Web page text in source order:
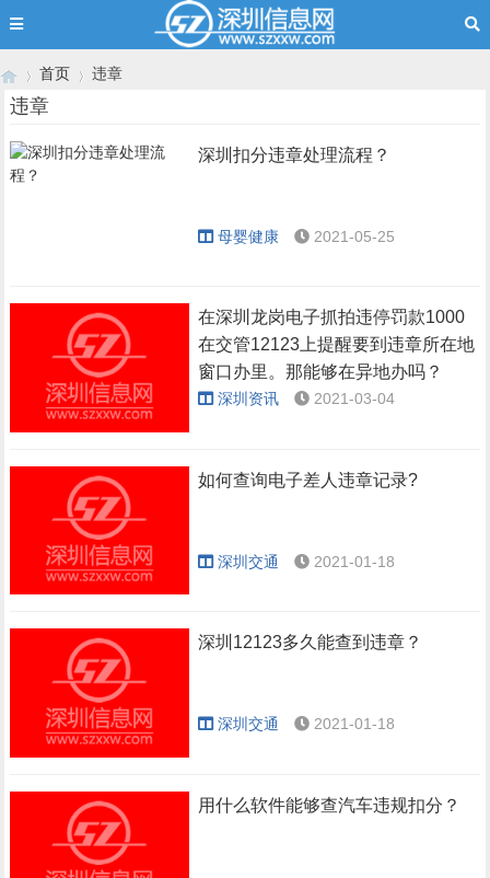
›
首页 违章
违章
深圳扣分违章处理流程？
母婴健康 2021-05-25
在深圳龙岗电子抓拍违停罚款1000
在交管12123上提醒要到违章所在地
窗口办里。那能够在异地办吗？
深圳资讯 2021-03-04
如何查询电子差人违章记录?
深圳交通 2021-01-18
深圳12123多久能查到违章？
深圳交通 2021-01-18
用什么软件能够查汽车违规扣分？